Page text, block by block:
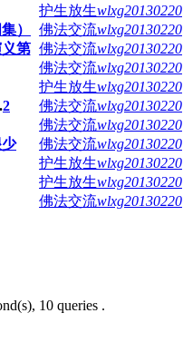
护生放生wlxg20130220
）
佛法交流wlxg20130220
第 佛法交流wlxg20130220
佛法交流wlxg20130220
护生放生wlxg20130220
2 佛法交流wlxg20130220
佛法交流wlxg20130220
佛法交流wlxg20130220
护生放生wlxg20130220
护生放生wlxg20130220
佛法交流wlxg20130220
10 queries .